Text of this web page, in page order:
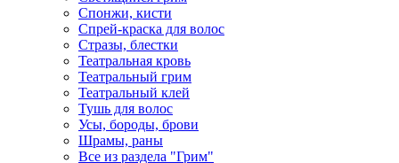
Спонжи, кисти
Спрей-краска для волос
Стразы, блестки
Театральная кровь
Театральный грим
Театральный клей
Тушь для волос
Усы, бороды, брови
Шрамы, раны
Все из раздела "Грим"